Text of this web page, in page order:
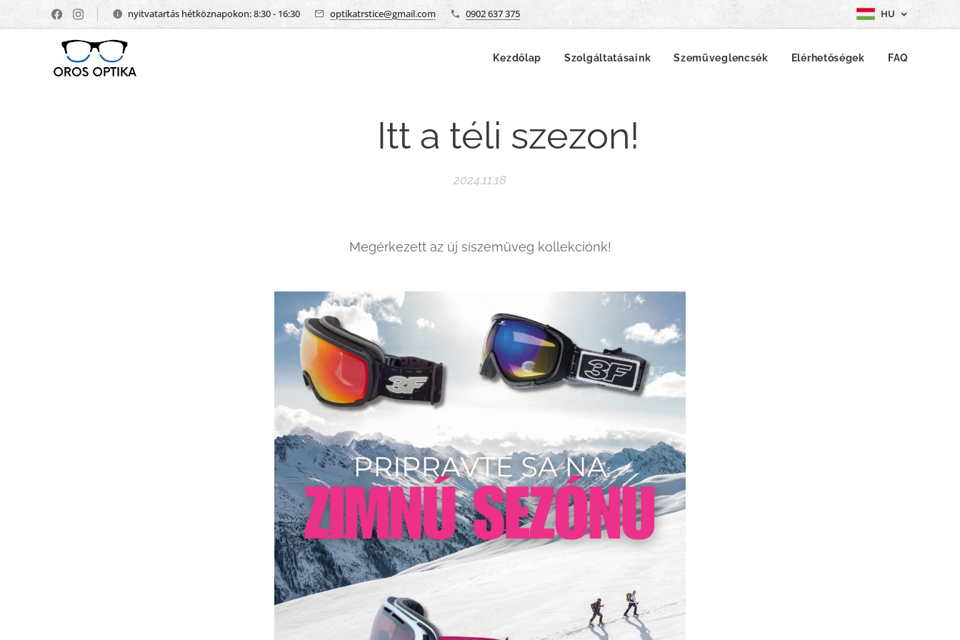
nyitvatartás hétköznapokon: 8:30 - 16:30 optikatrstice@gmail.com 0902 637 375 HU
Kezdőlap Szolgáltatásaink Szemüveglencsék Elérhetőségek FAQ
❄️ Itt a téli szezon!
2024.11.18
Megérkezett az új síszemüveg kollekciónk!